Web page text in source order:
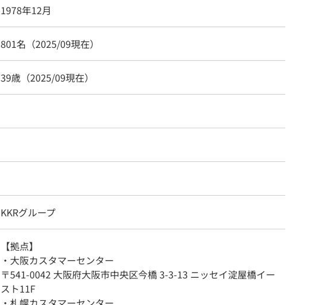
1978年12月
801名（2025/09現在）
39歳（2025/09現在）
KKRグループ
【拠点】
・大阪カスタマーセンター
〒541-0042 大阪府大阪市中央区今橋 3-3-13 ニッセイ淀屋橋イー
スト11F